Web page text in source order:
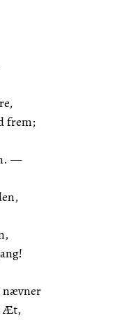
frem;
—
nævner
Æt,